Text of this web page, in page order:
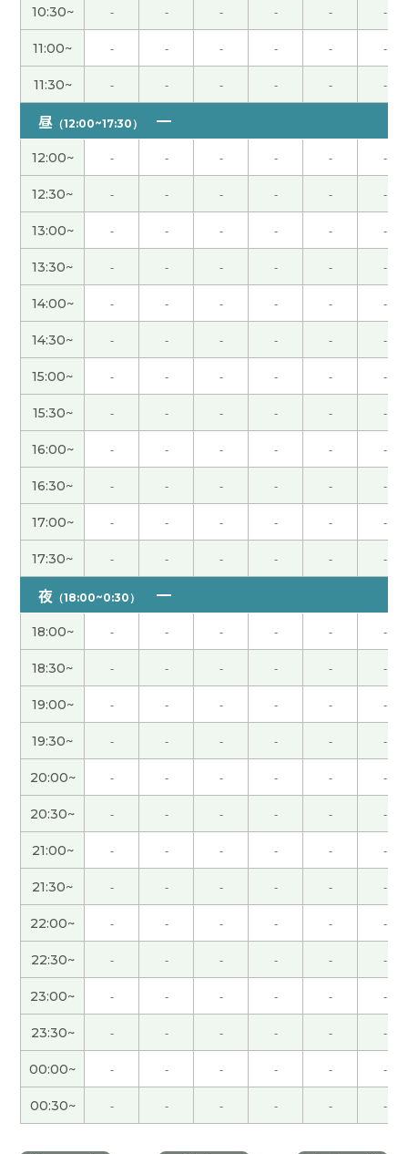
こちらこそありがとうございました。自分の発音
のどこを改善していけばいいのか、とてもよくわか
りました。早速、レッスンの時に先生にお願いし
て、チェックと直しをしてもらいました。頑張りま
す！あと、中国語の勉強が習慣化するように頑張り
ます！ありがとうございました。( 40代 女性 )
我把你介绍的中文课买的很快。 我每早学习那些的
中文课。 谢谢您。( 40代 男性 )
よいご報告が出来るよう、頑張ります！
質の高いアドバイスをいただき、ありがとうござい
ました。
きょつ先生、今日は本当にありがとうございまし
た。事前の確認ミス、申し訳ありませんでした。同
じ目線に立っていただける先生だと思います。とて
も嬉しかったです。ゆっくりとですが進んでみま
す。またお話し聞いてください！本当にありがとう
ございました！
キョツ先生、いろいろ相談に乗ってくださりありが
とうございました！ 私コロナに罹って後遺症が続
いていました！コメントが遅れてすみません！ ま
た、カウンセリングをお願いします🙇‍♀️
谢谢
この度はありがとうございました。事前にアンケー
トを送ってくださりその内容に基づいてコーチング
を受けることができます。目的に対して、どんな対
策をどのくらいのペースでやれば良いか？や現状の
課題は何か？が明確になるので、目標実現の大きな
味方になるコーチングだと感じました。「なりた
い姿はあるけど、どうしたら実現できるのか？」お
悩みの方に特におすすめだと思います！生徒さん
の自主性を尊重しながら、実現のための提案をし
てくださる先生です。( 女性 )
この度は親身になってご相談に応じていただきあり
がとうございました！的確なアドバイスと今後すべ
きことが明確になりました。コツコツ実践しレベ
ルUPを図ります。今後ともよろしくお願いしま
す。( 女性 )
具体的な学習方法のアドバイスをもらえました。
日本語ネイティブならではの中国語学習の苦労を共
有できて励みになりました。( 30代 女性 )
10:30~ - - - - - -
11:00~ - - - - - -
11:30~ - - - - - -
昼 （12:00~17:30）
12:00~ - - - - - -
12:30~ - - - - - -
13:00~ - - - - - -
13:30~ - - - - - -
14:00~ - - - - - -
14:30~ - - - - - -
15:00~ - - - - - -
15:30~ - - - - - -
16:00~ - - - - - -
16:30~ - - - - - -
17:00~ - - - - - -
17:30~ - - - - - -
夜 （18:00~0:30）
18:00~ - - - - - -
18:30~ - - - - - -
19:00~ - - - - - -
19:30~ - - - - - -
20:00~ - - - - - -
20:30~ - - - - - -
21:00~ - - - - - -
21:30~ - - - - - -
22:00~ - - - - - -
22:30~ - - - - - -
23:00~ - - - - - -
23:30~ - - - - - -
00:00~ - - - - - -
00:30~ - - - - - -